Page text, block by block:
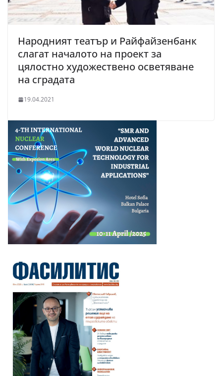
Народният театър и Райфайзенбанк
слагат началото на проект за
цялостно художествено осветяване
на сградата
19.04.2021